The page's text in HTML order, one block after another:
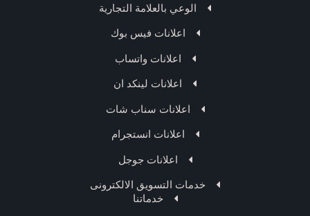
الوعي بالعلامة التجارية
اعلانات فيس بوك
اعلانات واتساب
اعلانات لينكد ان
اعلانات سناب شات
اعلانات انستجرام
اعلانات جوجل
خدمات التسويق الالكترونى
خدماتنا